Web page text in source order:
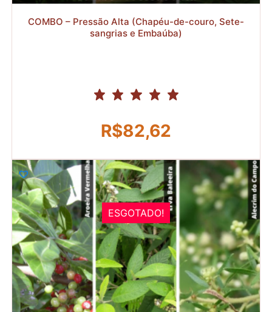
COMBO – Pressão Alta (Chapéu-de-couro, Sete-
sangrias e Embaúba)
R$82,62
ESGOTADO!